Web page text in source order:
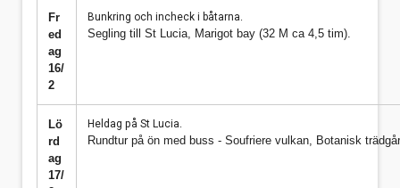
Fr
ed
ag
16/
2
Bunkring och incheck i båtarna.
Segling till St Lucia, Marigot bay (32 M ca 4,5 tim).
Lö
rd
ag
17/
Heldag på St Lucia.
Rundtur på ön med buss - Soufriere vulkan, Botanisk